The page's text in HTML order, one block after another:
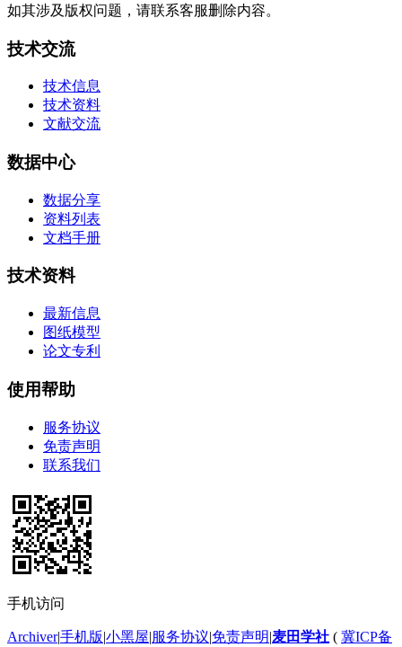
如其涉及版权问题，请联系客服删除内容。
技术交流
技术信息
技术资料
文献交流
数据中心
数据分享
资料列表
文档手册
技术资料
最新信息
图纸模型
论文专利
使用帮助
服务协议
免责声明
联系我们
手机访问
Archiver|手机版|小黑屋|服务协议|免责声明|麦田学社 ( 冀ICP备